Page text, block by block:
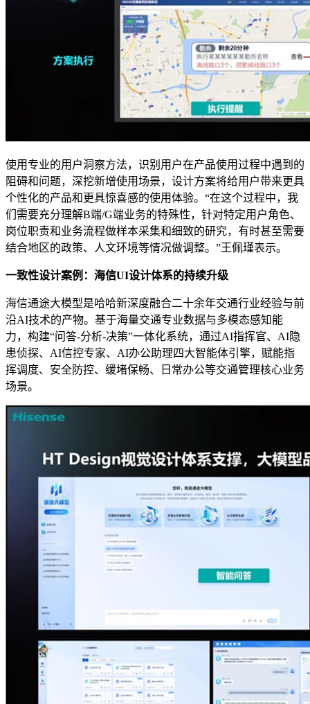
使用专业的用户洞察方法，识别用户在产品使用过程中遇到的
阻碍和问题，深挖新增使用场景，设计方案将给用户带来更具
个性化的产品和更具惊喜感的使用体验。“在这个过程中，我
们需要充分理解B端/G端业务的特殊性，针对特定用户角色、
岗位职责和业务流程做样本采集和细致的研究，有时甚至需要
结合地区的政策、人文环境等情况做调整。”王佩瑾表示。
一致性设计案例：海信UI设计体系的持续升级
海信通途大模型是哈哈新深度融合二十余年交通行业经验与前
沿AI技术的产物。基于海量交通专业数据与多模态感知能
力，构建“问答-分析-决策”一体化系统，通过AI指挥官、AI隐
患侦探、AI信控专家、AI办公助理四大智能体引擎，赋能指
挥调度、安全防控、缓堵保畅、日常办公等交通管理核心业务
场景。